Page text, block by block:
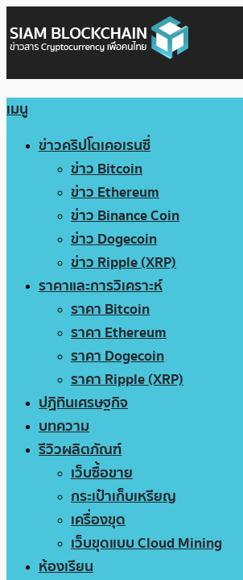
เมนู
ข่าวคริปโตเคอเรนซี่
ข่าว Bitcoin
ข่าว Ethereum
ข่าว Binance Coin
ข่าว Dogecoin
ข่าว Ripple (XRP)
ราคาและการวิเคราะห์
ราคา Bitcoin
ราคา Ethereum
ราคา Dogecoin
ราคา Ripple (XRP)
ปฏิทินเศรษฐกิจ
บทความ
รีวิวผลิตภัณฑ์
เว็บซื้อขาย
กระเป๋าเก็บเหรียญ
เครื่องขุด
เว็บขุดแบบ Cloud Mining
ห้องเรียน